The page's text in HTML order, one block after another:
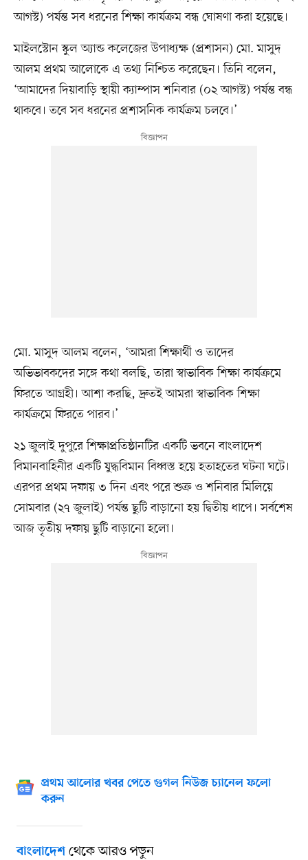
আগস্ট) পর্যন্ত সব ধরনের শিক্ষা কার্যক্রম বন্ধ ঘোষণা করা হয়েছে।
মাইলস্টোন স্কুল অ্যান্ড কলেজের উপাধ্যক্ষ (প্রশাসন) মো. মাসুদ
আলম প্রথম আলোকে এ তথ্য নিশ্চিত করেছেন। তিনি বলেন,
‘আমাদের দিয়াবাড়ি স্থায়ী ক্যাম্পাস শনিবার (০২ আগস্ট) পর্যন্ত বন্ধ
থাকবে। তবে সব ধরনের প্রশাসনিক কার্যক্রম চলবে।’
মো. মাসুদ আলম বলেন, ‘আমরা শিক্ষার্থী ও তাদের
অভিভাবকদের সঙ্গে কথা বলছি, তারা স্বাভাবিক শিক্ষা কার্যক্রমে
ফিরতে আগ্রহী। আশা করছি, দ্রুতই আমরা স্বাভাবিক শিক্ষা
কার্যক্রমে ফিরতে পারব।’
২১ জুলাই দুপুরে শিক্ষাপ্রতিষ্ঠানটির একটি ভবনে বাংলাদেশ
বিমানবাহিনীর একটি যুদ্ধবিমান বিধ্বস্ত হয়ে হতাহতের ঘটনা ঘটে।
এরপর প্রথম দফায় ৩ দিন এবং পরে শুক্র ও শনিবার মিলিয়ে
সোমবার (২৭ জুলাই) পর্যন্ত ছুটি বাড়ানো হয় দ্বিতীয় ধাপে। সর্বশেষ
আজ তৃতীয় দফায় ছুটি বাড়ানো হলো।
প্রথম আলোর খবর পেতে গুগল নিউজ চ্যানেল ফলো
করুন
বাংলাদেশথেকে আরও পড়ুন